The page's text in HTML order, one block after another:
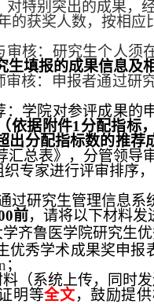
对特别突出的成果，
的获奖人数，按相应
审核：研究生个人须
生填报的成果信息及
审核：申报者通过研
：学院对参评成果的
（依据附件1 分配指标
出分配指标数的推荐
汇总表》，分管领导
专家进行评审排序
过研究生管理信息系
前，请将以下材料发
齐鲁医学院研究生
优秀学术成果奖申报
；
（系统上传，同时
明等全文，鼓励提供